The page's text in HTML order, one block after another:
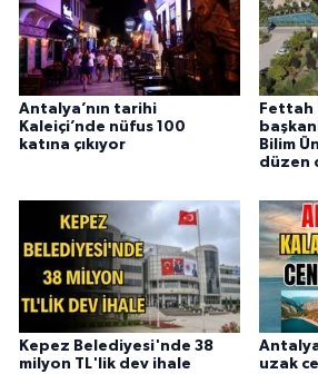
Antalya’nın tarihi
Kaleiçi’nde nüfus 100
katına çıkıyor
Fettah
Bilim
düzen
Kepez Belediyesi'nde 38
milyon TL'lik dev ihale
uzak